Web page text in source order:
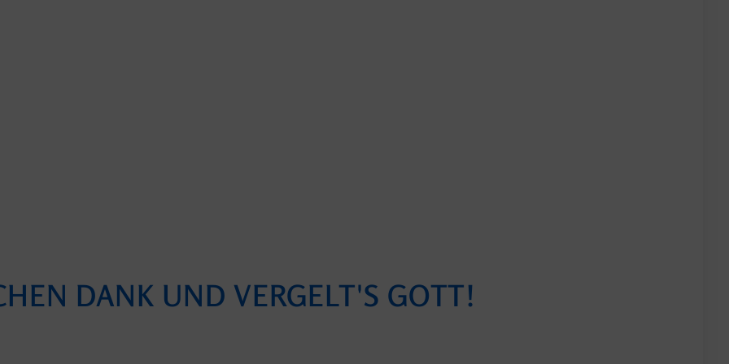
DANK UND VERGELT'S GOTT!